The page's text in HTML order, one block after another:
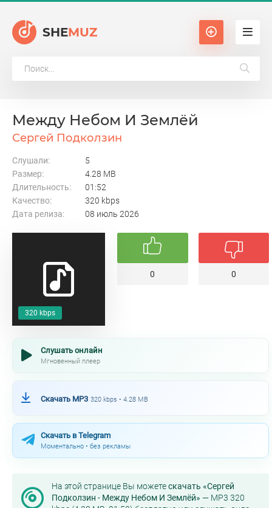
SHEMUZ
320 kbps
Между Небом И Землёй
Сергей Подколзин
Слушали:
5
Размер:
4.28 MB
Длительность:
01:52
Качество:
320 kbps
Дата релиза:
08 июль 2026
0 0
Слушать онлайн
Мгновенный плеер
Скачать MP3 320 kbps • 4.28 MB
Скачать в Telegram
Моментально • без рекламы
На этой странице Вы можетескачать «Сергей
Подколзин - Между Небом И Землёй» — MP3 320